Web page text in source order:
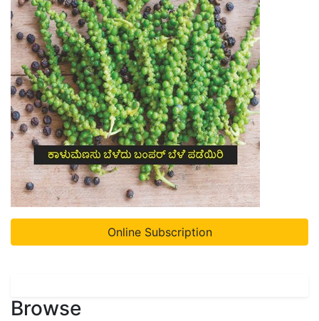
Online Subscription
Browse